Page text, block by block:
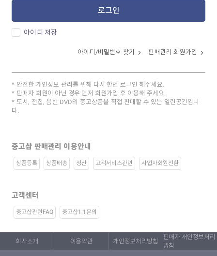
로그인
아이디 저장
아이디/비밀번호 찾기 판매관리 회원가입
안전한 개인정보 관리를 위해 다시 한번 로그인 해주세요.
판매자 회원이 아닌 경우 먼저 회원가입 후 이용해 주세요.
도서, 전집, 음반 DVD의 중고상품을 직접 판매할 수 있는 열린공간입니
다.
중고샵 판매관리 이용안내
상품등록 상품배송 정산 고객서비스관련 사업자회원전환
고객센터
중고샵관련FAQ 중고샵1:1문의
회사소개 이용약관 개인정보처리방침
판매자 개인정보처리
방침